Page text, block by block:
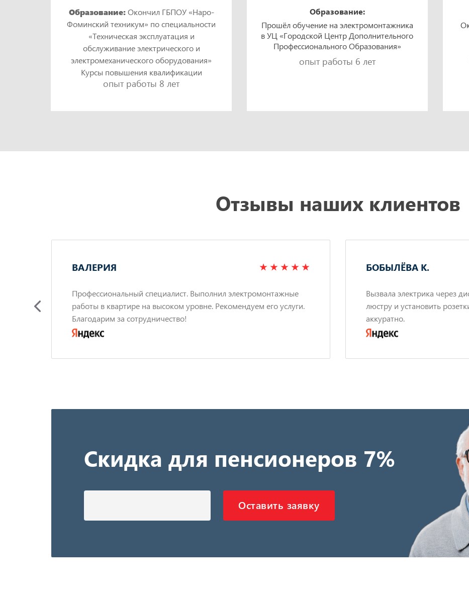
Образование:Окончил ГБПОУ «Наро-
Фоминский техникум» по специальности
«Техническая эксплуатация и
обслуживание электрического и
электромеханического оборудования»
Курсы повышения квалификации
опыт работы 8 лет
Образование:
Прошёл обучение на электромонтажника
в УЦ «Городской Центр Дополнительного
Профессионального Образования»
опыт работы 6 лет
Отзывы наших клиентов
ВАЛЕРИЯ
Профессиональный специалист. Выполнил электромонтажные
работы в квартире на высоком уровне. Рекомендуем его услуги.
Благодарим за сотрудничество!
БОБЫЛЁВА К.
Вызвала электрика через
люстру и установить
аккуратно.
Скидка для пенсионеров 7%
Оставить заявку